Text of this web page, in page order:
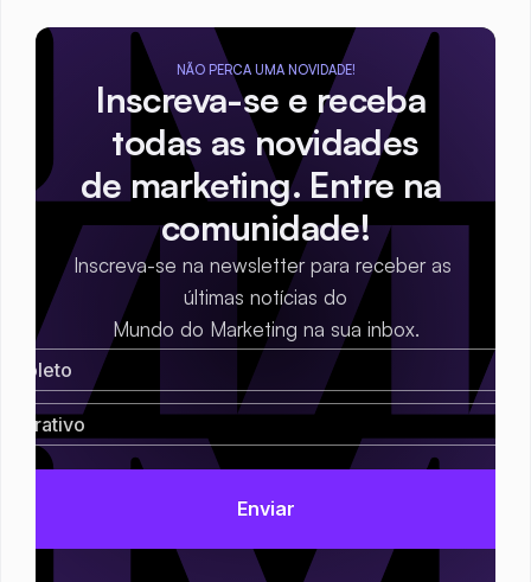
NÃO PERCA UMA NOVIDADE!
Inscreva-se e receba
todas as novidades
de marketing. Entre na
comunidade!
Inscreva-se na newsletter para receber as
últimas notícias do
Mundo do Marketing na sua inbox.